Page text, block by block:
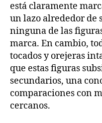
está claramente
un lazo alrededor de
ninguna de las
marca. En cambio,
tocados y orejeras
que estas figuras
secundarios, una
comparaciones con
cercanos.